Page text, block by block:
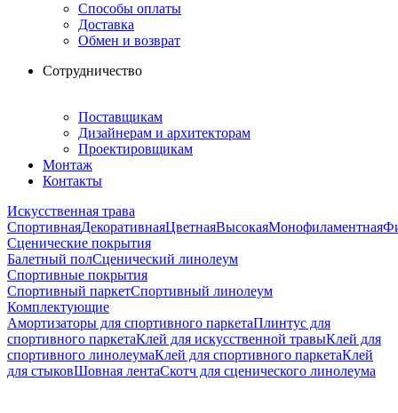
Способы оплаты
Доставка
Обмен и возврат
Сотрудничество
Поставщикам
Дизайнерам и архитекторам
Проектировщикам
Монтаж
Контакты
Искусственная трава
СпортивнаяДекоративнаяЦветнаяВысокаяМонофиламентная
Сценические покрытия
Балетный полСценический линолеум
Спортивные покрытия
Спортивный паркетСпортивный линолеум
Комплектующие
Амортизаторы для спортивного паркетаПлинтус для
спортивного паркетаКлей для искусственной травыКлей для
спортивного линолеумаКлей для спортивного паркетаКлей
для стыковШовная лентаСкотч для сценического линолеума